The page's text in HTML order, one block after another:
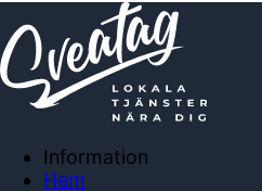
Information
Hem